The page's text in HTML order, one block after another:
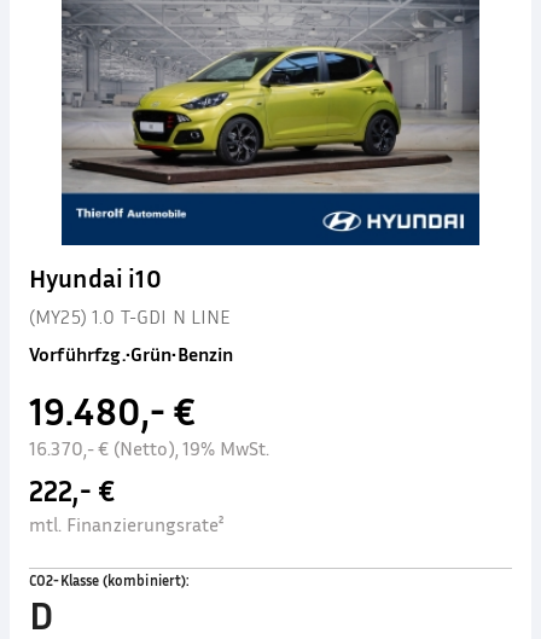
Hyundai i10
(MY25) 1.0 T-GDI N LINE
Vorführfzg.•Grün•Benzin
19.480,- €
16.370,- € (Netto), 19% MwSt.
222,- €
mtl. Finanzierungsrate²
CO2-Klasse (kombiniert):
D